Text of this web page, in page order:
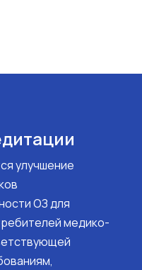
улучшение
ОЗ для
медико-